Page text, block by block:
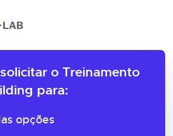
o Treinamento
para:
opções